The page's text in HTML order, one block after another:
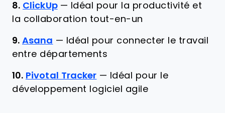
8. ClickUp — Idéal pour la productivité et
la collaboration tout-en-un
9. Asana — Idéal pour connecter le travail
entre départements
10. Pivotal Tracker — Idéal pour le
développement logiciel agile